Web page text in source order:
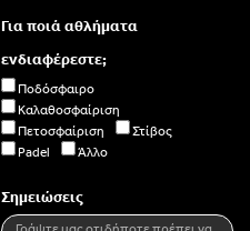
Για ποιά αθλήματα
ενδιαφέρεστε;
Ποδόσφαιρο
Καλαθοσφαίριση
Πετοσφαίριση
Στίβος
Padel
Άλλο
Σημειώσεις